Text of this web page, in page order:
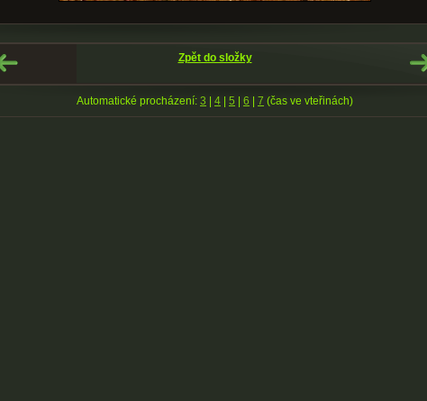
Zpět do složky
Automatické procházení: 3 | 4 | 5 | 6 | 7 (čas ve vteřinách)